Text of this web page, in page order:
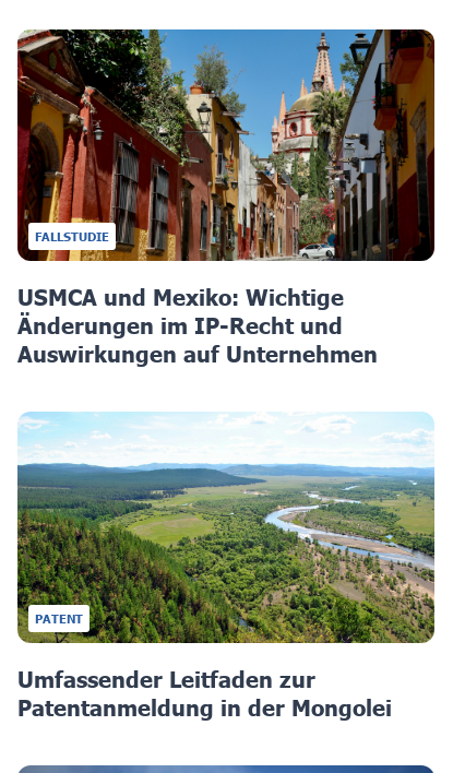
FALLSTUDIE
USMCA und Mexiko: Wichtige
Änderungen im IP-Recht und
Auswirkungen auf Unternehmen
PATENT
Umfassender Leitfaden zur
Patentanmeldung in der Mongolei